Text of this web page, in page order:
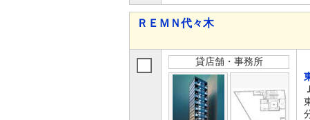
ＲＥＭＮ代々木
貸店舗・事務所